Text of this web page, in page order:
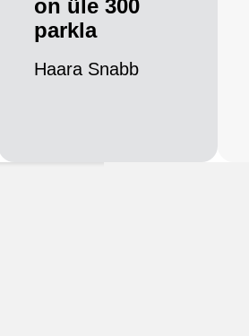
on üle 300
parkla
Haara Snabb